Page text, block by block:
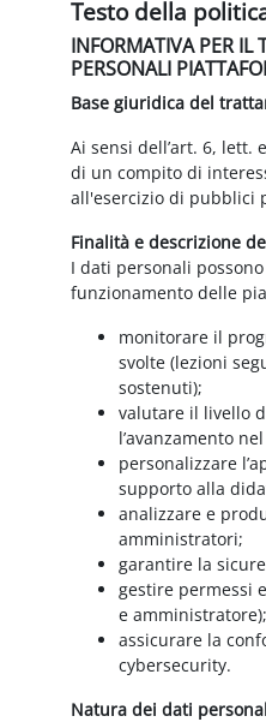
Testo della
INFORMATIVA PER IL
PERSONALI
Base giuridica del
Ai sensi dell’art. 6, lett.
di un compito di
all'esercizio di pubblici
Finalità e descrizione
I dati personali
funzionamento delle
monitorare il
svolte (lezioni
sostenuti);
valutare il livello
l’avanzamento
personalizzare
supporto alla
analizzare e
amministratori;
garantire la
gestire permessi
e amministratore);
assicurare la
cybersecurity.
Natura dei dati